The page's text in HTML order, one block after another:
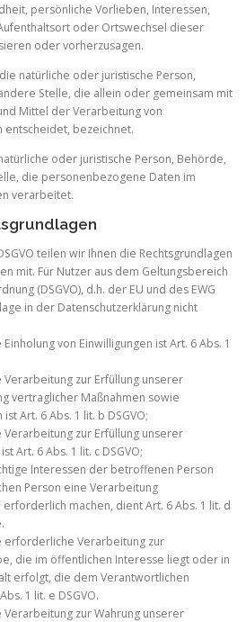
persönliche Vorlieben, Interessen,
oder Ortswechsel dieser
oder vorherzusagen.
natürliche oder juristische Person,
Stelle, die allein oder gemeinsam mit
Mittel der Verarbeitung von
bezeichnet.
oder juristische Person, Behörde,
die personenbezogene Daten im
verarbeitet.
teilen wir Ihnen die Rechtsgrundlagen
mit. Für Nutzer aus dem Geltungsbereich
(DSGVO), d.h. der EU und des EWG
in der Datenschutzerklärung nicht
von Einwilligungen ist Art. 6 Abs. 1
zur Erfüllung unserer
vertraglicher Maßnahmen sowie
Art. 6 Abs. 1 lit. b DSGVO;
zur Erfüllung unserer
Art. 6 Abs. 1 lit. c DSGVO;
Interessen der betroffenen Person
Person eine Verarbeitung
machen, dient Art. 6 Abs. 1 lit. d
erforderliche Verarbeitung zur
die im öffentlichen Interesse liegt oder in
erfolgt, die dem Verantwortlichen
1 lit. e DSGVO.
zur Wahrung unserer